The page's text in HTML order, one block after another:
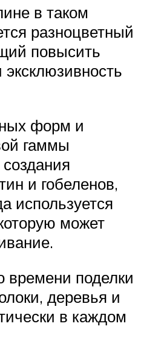
в таком
разноцветный
повысить
эксклюзивность
форм и
гаммы
и гобеленов,
используется
может
времени поделки
деревья и
в каждом